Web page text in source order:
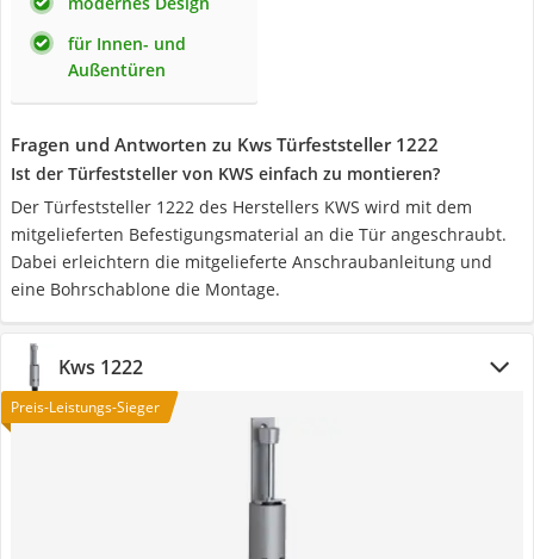
für Innen- und
Außentüren
Fragen und Antworten zu Kws Türfeststeller 1222
Ist der Türfeststeller von KWS einfach zu montieren?
Der Türfeststeller 1222 des Herstellers KWS wird mit dem
mitgelieferten Befestigungsmaterial an die Tür angeschraubt.
Dabei erleichtern die mitgelieferte Anschraubanleitung und
eine Bohrschablone die Montage.
Kws 1222
Preis-Leistungs-Sieger